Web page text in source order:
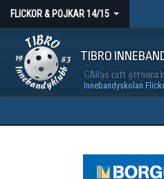
FLICKOR & POJKAR 14/15
TIBRO
Glädje och gemenskap - Demokrati och
Innebandyskolan